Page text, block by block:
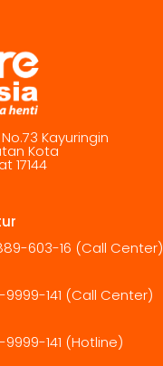
Kayuringin
Kota
17144
603-16 (Call Center)
9999-141 (Call Center)
9999-141 (Hotline)